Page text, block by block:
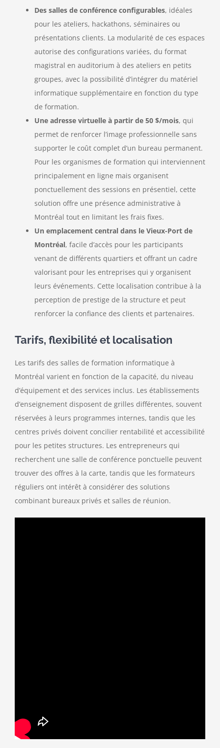
Des salles de conférence configurables, idéales
pour les ateliers, hackathons, séminaires ou
présentations clients. La modularité de ces espaces
autorise des configurations variées, du format
magistral en auditorium à des ateliers en petits
groupes, avec la possibilité d’intégrer du matériel
informatique supplémentaire en fonction du type
de formation.
Une adresse virtuelle à partir de 50 $/mois, qui
permet de renforcer l’image professionnelle sans
supporter le coût complet d’un bureau permanent.
Pour les organismes de formation qui interviennent
principalement en ligne mais organisent
ponctuellement des sessions en présentiel, cette
solution offre une présence administrative à
Montréal tout en limitant les frais fixes.
Un emplacement central dans le Vieux-Port de
Montréal, facile d’accès pour les participants
venant de différents quartiers et offrant un cadre
valorisant pour les entreprises qui y organisent
leurs événements. Cette localisation contribue à la
perception de prestige de la structure et peut
renforcer la confiance des clients et partenaires.
Tarifs, flexibilité et localisation
Les tarifs des salles de formation informatique à
Montréal varient en fonction de la capacité, du niveau
d’équipement et des services inclus. Les établissements
d’enseignement disposent de grilles différentes, souvent
réservées à leurs programmes internes, tandis que les
centres privés doivent concilier rentabilité et accessibilité
pour les petites structures. Les entrepreneurs qui
recherchent une salle de conférence ponctuelle peuvent
trouver des offres à la carte, tandis que les formateurs
réguliers ont intérêt à considérer des solutions
combinant bureaux privés et salles de réunion.